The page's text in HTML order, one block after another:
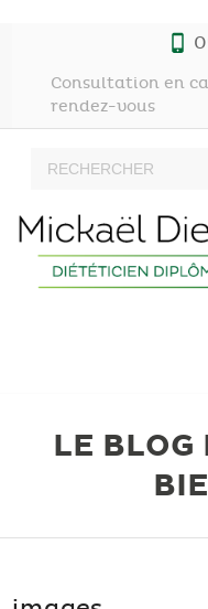
Consultation en
rendez-vous
LE BLOG